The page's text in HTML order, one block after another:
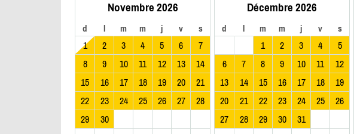
Novembre 2026
d l m m j v s
1 2 3 4 5 6
7
8
9 10 11 12 13
14
15
16 17 18 19 20
21
22
23 24 25 26 27
28
29
30
Décembre 2026
d l m m j v s
1 2 3 4
5
6
7 8 9 10 11
12
13
14 15 16 17 18
19
20
21 22 23 24 25
26
27
28 29 30 31